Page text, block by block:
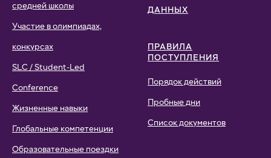
средней школы
Участие в олимпиадах,
конкурсах
SLC / Student-Led
Conference
Жизненные навыки
Глобальные компетенции
Образовательные поездки
ДАННЫХ
ПРАВИЛА
ПОСТУПЛЕНИЯ
Порядок действий
Пробные дни
Список документов